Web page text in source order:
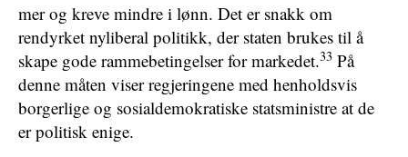
mer og kreve mindre i lønn. Det er snakk om
rendyrket nyliberal politikk, der staten brukes til å
skape gode rammebetingelser for markedet.33 På
denne måten viser regjeringene med henholdsvis
borgerlige og sosialdemokratiske statsministre at de
er politisk enige.